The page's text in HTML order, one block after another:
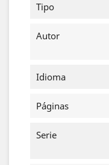
Tipo
Autor
Idioma
Páginas
Serie